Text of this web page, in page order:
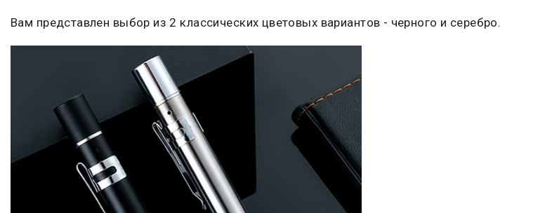
Вам представлен выбор из 2 классических цветовых вариантов - черного и серебро.